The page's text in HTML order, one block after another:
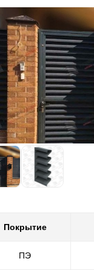
Покрытие
ПЭ